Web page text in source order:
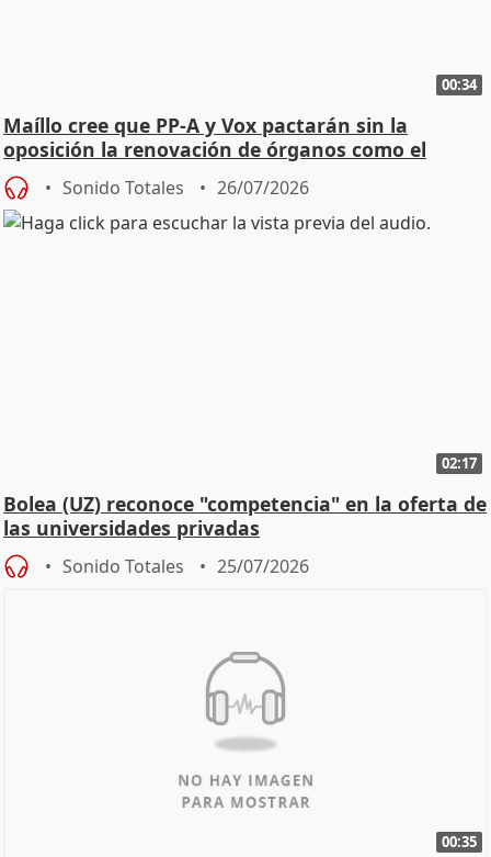
00:34
Maíllo cree que PP-A y Vox pactarán sin la
oposición la renovación de órganos como el
Defensor
Sonido Totales 26/07/2026
02:17
Bolea (UZ) reconoce "competencia" en la oferta de
las universidades privadas
Sonido Totales 25/07/2026
00:35